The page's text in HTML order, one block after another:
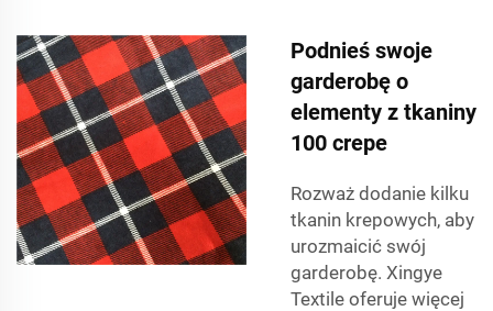
Podnieś swoje
garderobę o
elementy z tkaniny
100 crepe
Rozważ dodanie kilku
tkanin krepowych, aby
urozmaicić swój
garderobę. Xingye
Textile oferuje więcej